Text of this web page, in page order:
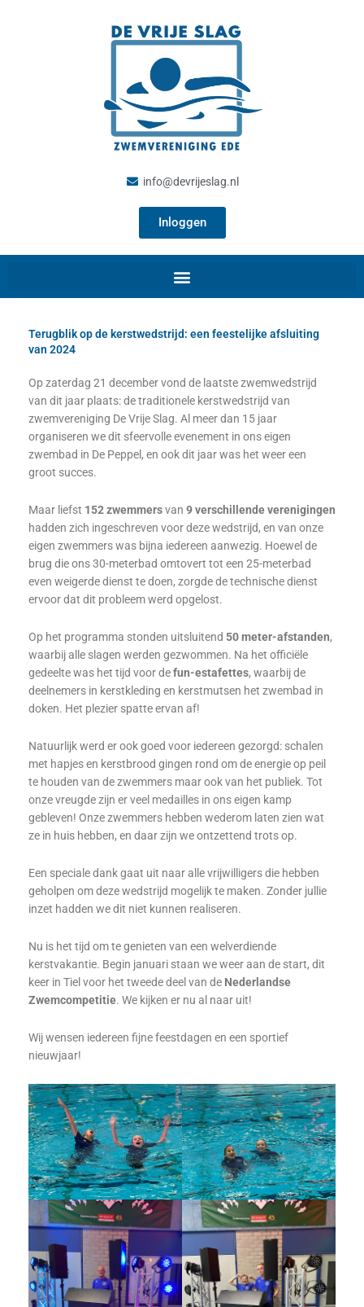
info@devrijeslag.nl
Inloggen
Terugblik op de kerstwedstrijd: een feestelijke afsluiting
van 2024
Op zaterdag 21 december vond de laatste zwemwedstrijd
van dit jaar plaats: de traditionele kerstwedstrijd van
zwemvereniging De Vrije Slag. Al meer dan 15 jaar
organiseren we dit sfeervolle evenement in ons eigen
zwembad in De Peppel, en ook dit jaar was het weer een
groot succes.
Maar liefst 152 zwemmersvan 9 verschillende verenigingen
hadden zich ingeschreven voor deze wedstrijd, en van onze
eigen zwemmers was bijna iedereen aanwezig. Hoewel de
brug die ons 30-meterbad omtovert tot een 25-meterbad
even weigerde dienst te doen, zorgde de technische dienst
ervoor dat dit probleem werd opgelost.
Op het programma stonden uitsluitend 50 meter-afstanden,
waarbij alle slagen werden gezwommen. Na het officiële
gedeelte was het tijd voor defun-estafettes, waarbij de
deelnemers in kerstkleding en kerstmutsen het zwembad in
doken. Het plezier spatte ervan af!
Natuurlijk werd er ook goed voor iedereen gezorgd: schalen
met hapjes en kerstbrood gingen rond om de energie op peil
te houden van de zwemmers maar ook van het publiek. Tot
onze vreugde zijn er veel medailles in ons eigen kamp
gebleven! Onze zwemmers hebben wederom laten zien wat
ze in huis hebben, en daar zijn we ontzettend trots op.
Een speciale dank gaat uit naar alle vrijwilligers die hebben
geholpen om deze wedstrijd mogelijk te maken. Zonder jullie
inzet hadden we dit niet kunnen realiseren.
Nu is het tijd om te genieten van een welverdiende
kerstvakantie. Begin januari staan we weer aan de start, dit
keer in Tiel voor het tweede deel van de Nederlandse
Zwemcompetitie. We kijken er nu al naar uit!
Wij wensen iedereen fijne feestdagen en een sportief
nieuwjaar!